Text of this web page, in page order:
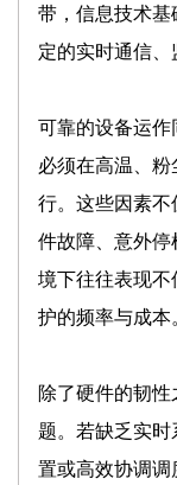
带，信息技术
定的实时通信、
可靠的设备运
必须在高温、
行。这些因素
件故障、意外
境下往往表现
护的频率与成本。
除了硬件的韧
题。若缺乏实
置或高效协调调